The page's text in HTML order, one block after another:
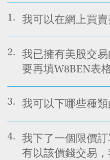
1. 我可以在網上買賣
2.
我已擁有美股交
要再填W8BEN表
3. 我可以下哪些種類
4.
我下了一個限價
有以該價錢交易